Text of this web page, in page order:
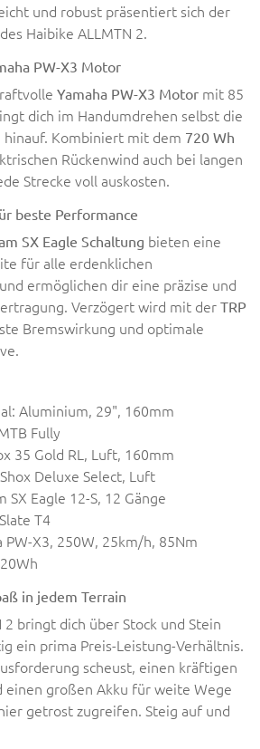
und robust präsentiert sich der
Haibike ALLMTN 2.
PW-X3 Motor
Yamaha PW-X3 Motor mit 85
dich im Handumdrehen selbst die
Kombiniert mit dem 720 Wh
Rückenwind auch bei langen
Strecke voll auskosten.
beste Performance
SX Eagle Schaltung bieten eine
für alle erdenklichen
ermöglichen dir eine präzise und
Verzögert wird mit derTRP
Bremswirkung und optimale
Aluminium, 29", 160mm
Fully
35 Gold RL, Luft, 160mm
Deluxe Select, Luft
SX Eagle 12-S, 12 Gänge
T4
PW-X3, 250W, 25km/h, 85Nm
in jedem Terrain
2 bringt dich über Stock und Stein
ein prima Preis-Leistung-Verhältnis.
scheust, einen kräftigen
großen Akku für weite Wege
getrost zugreifen. Steig auf und